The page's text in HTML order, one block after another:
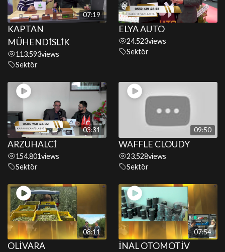
07:19
KAPTAN
MÜHENDİSLİK
113.593views
Sektör
ELYA AUTO
24.523views
Sektör
03:31
ARZUHALCİ
154.801views
Sektör
09:50
WAFFLE CLOUDY
23.528views
Sektör
08:11
OLİVARA
07:54
İNAL OTOMOTİV